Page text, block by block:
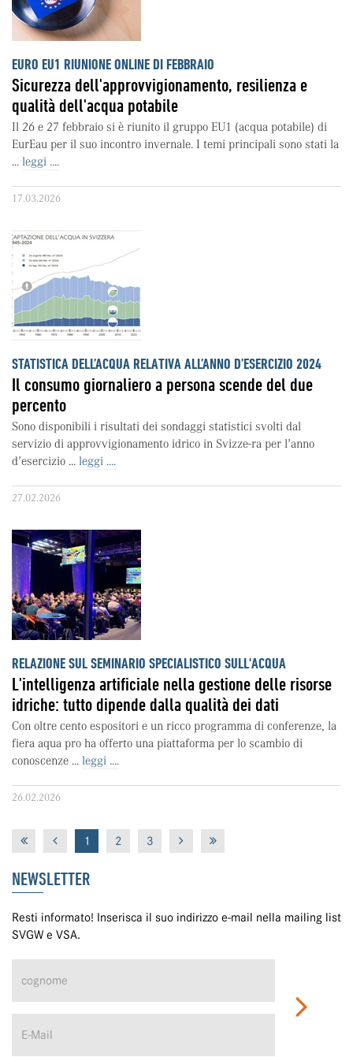
EURO EU1 RIUNIONE ONLINE DI FEBBRAIO
Sicurezza dell'approvvigionamento, resilienza e
qualità dell'acqua potabile
Il 26 e 27 febbraio si è riunito il gruppo EU1 (acqua potabile) di
EurEau per il suo incontro invernale. I temi principali sono stati la
... leggi ....
17.03.2026
STATISTICA DELL’ACQUA RELATIVA ALL’ANNO D’ESERCIZIO 2024
Il consumo giornaliero a persona scende del due
percento
Sono disponibili i risultati dei sondaggi statistici svolti dal
servizio di approvvigionamento idrico in Svizze-ra per l’anno
d’esercizio ... leggi ....
27.02.2026
RELAZIONE SUL SEMINARIO SPECIALISTICO SULL'ACQUA
L'intelligenza artificiale nella gestione delle risorse
idriche: tutto dipende dalla qualità dei dati
Con oltre cento espositori e un ricco programma di conferenze, la
fiera aqua pro ha offerto una piattaforma per lo scambio di
conoscenze ... leggi ....
26.02.2026
1 2 3
NEWSLETTER
Resti informato! Inserisca il suo indirizzo e-mail nella mailing list
SVGW e VSA.